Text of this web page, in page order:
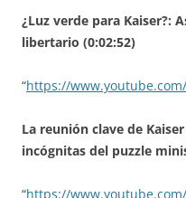
¿Luz verde para Kaiser?:
libertario (0:02:52)
“https://
La reunión clave de
incógnitas del puzzle
“https://